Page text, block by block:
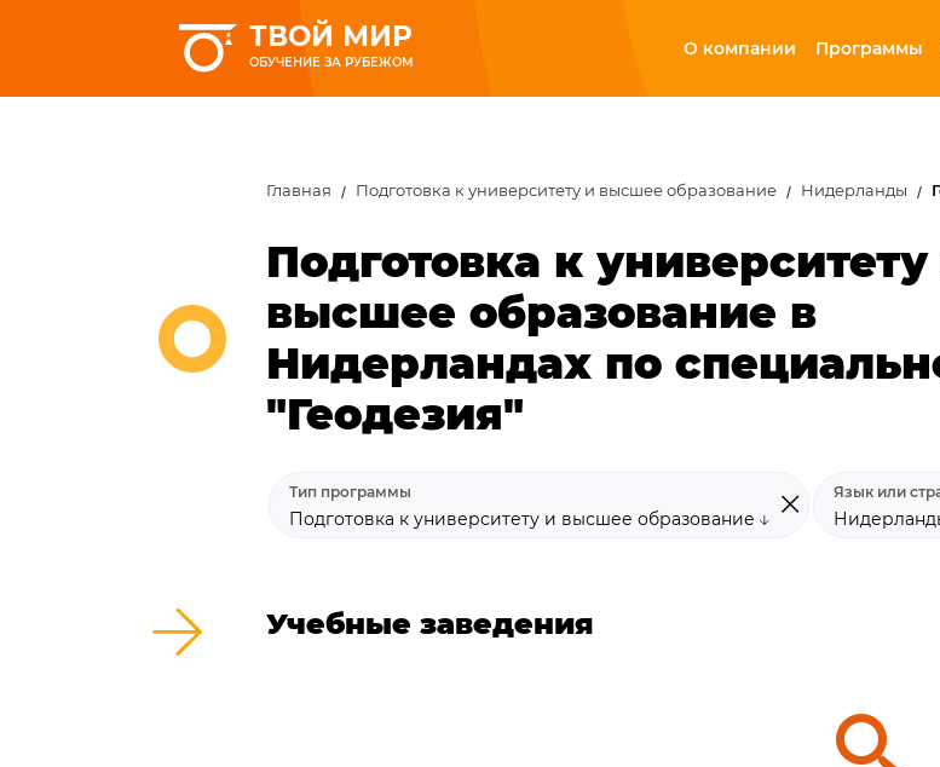
ТВОЙ МИР
ОБУЧЕНИЕ ЗА РУБЕЖОМ
О компании Программы
Главная Подготовка к университету и высшее образование Нидерланды
Подготовка к университету
высшее образование в
Нидерландах по
"Геодезия"
Тип программы
Подготовка к университету и высшее образование
Язык или
Учебные заведения